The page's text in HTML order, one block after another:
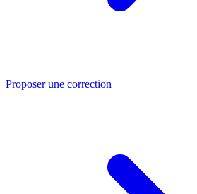
Proposer une correction